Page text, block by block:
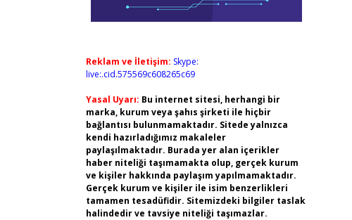
Reklam ve İletişim: Skype:
live:.cid.575569c608265c69
Yasal Uyarı: Bu internet sitesi, herhangi bir
marka, kurum veya şahıs şirketi ile hiçbir
bağlantısı bulunmamaktadır. Sitede yalnızca
kendi hazırladığımız makaleler
paylaşılmaktadır. Burada yer alan içerikler
haber niteliği taşımamakta olup, gerçek kurum
ve kişiler hakkında paylaşım yapılmamaktadır.
Gerçek kurum ve kişiler ile isim benzerlikleri
tamamen tesadüfidir. Sitemizdeki bilgiler taslak
halindedir ve tavsiye niteliği taşımazlar.